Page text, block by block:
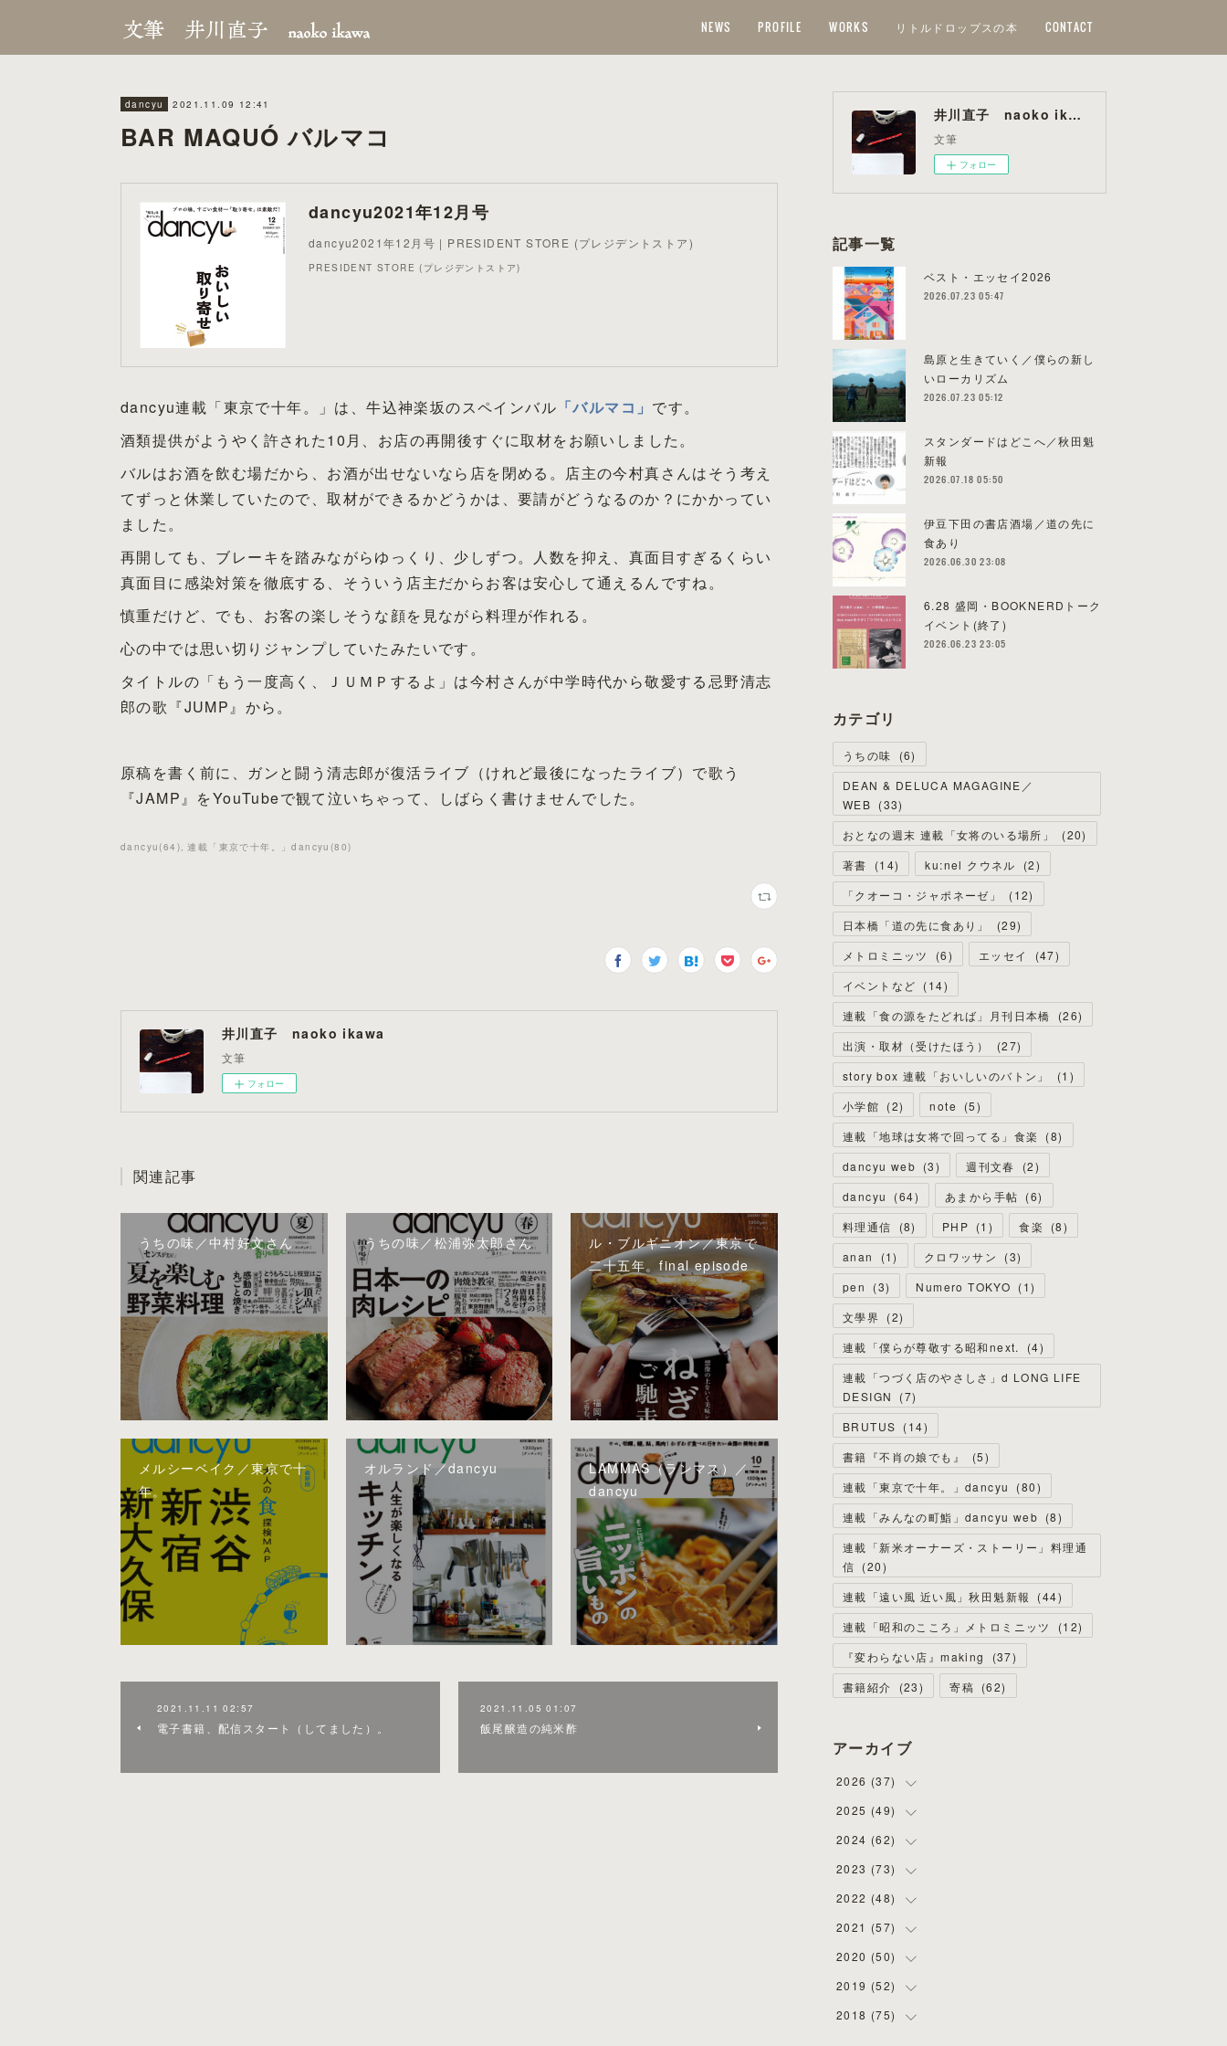
NEWS PROFILE WORKS リトルドロップスの本 CONTACT
dancyu 2021.11.09 12:41
BAR MAQUÓ バルマコ
dancyu2021年12月号
dancyu2021年12月号 | PRESIDENT STORE (プレジデントストア)
PRESIDENT STORE (プレジデントストア)
dancyu連載「東京で十年。」は、牛込神楽坂のスペインバル 「バルマコ」 です。
酒類提供がようやく許された10月、お店の再開後すぐに取材をお願いしました。
バルはお酒を飲む場だから、お酒が出せないなら店を閉める。店主の今村真さんはそう考え
てずっと休業していたので、取材ができるかどうかは、要請がどうなるのか？にかかってい
ました。
再開しても、ブレーキを踏みながらゆっくり、少しずつ。人数を抑え、真面目すぎるくらい
真面目に感染対策を徹底する、そういう店主だからお客は安心して通えるんですね。
慎重だけど、でも、お客の楽しそうな顔を見ながら料理が作れる。
心の中では思い切りジャンプしていたみたいです。
タイトルの「もう一度高く、ＪＵＭＰするよ」は今村さんが中学時代から敬愛する忌野清志
郎の歌『JUMP』から。
原稿を書く前に、ガンと闘う清志郎が復活ライブ（けれど最後になったライブ）で歌う
『JAMP』をYouTubeで観て泣いちゃって、しばらく書けませんでした。
dancyu (64 ) 連載「東京で十年。」dancyu (80)
井川直子 naoko ikawa
文筆
フォロー
関連記事
うちの味／中村好文さん うちの味／松浦弥太郎さん
ル・ブルギニオン／東京で
二十五年。final episode
メルシーベイク／東京で十
年。
オルランド／dancyu
LAMMAS（ランマス）／
dancyu
2021.11.11 02:57
電子書籍、配信スタート（してました）。
2021.11.05 01:07
飯尾醸造の純米酢
井川直子 naoko ikawa
文筆
フォロー
記事一覧
ベスト・エッセイ2026
2026.07.23 05:47
島原と生きていく／僕らの新し
いローカリズム
2026.07.23 05:12
スタンダードはどこへ／秋田魁
新報
2026.07.18 05:50
伊豆下田の書店酒場／道の先に
食あり
2026.06.30 23:08
6.28 盛岡・BOOKNERDトーク
イベント(終了)
2026.06.23 23:05
カテゴリ
うちの味 (6)
DEAN & DELUCA MAGAGINE／
WEB (33)
おとなの週末 連載「女将のいる場所」
(20)
著書
(14) ku:nel クウネル (2)
「クオーコ・ジャポネーゼ」
(12)
日本橋「道の先に食あり」
(29)
メトロミニッツ
(6) エッセイ (47)
イベントなど (14)
連載「食の源をたどれば」月刊日本橋
(26)
出演・取材（受けたほう）
(27)
story box 連載「おいしいのバトン」
(1 )
小学館 (2) note (5)
連載「地球は女将で回ってる」食楽
(8)
dancyu web (3) 週刊文春 (2)
dancyu
(64) あまから手帖 (6)
料理通信
(8) PHP (1 ) 食楽 (8)
anan
(1) クロワッサン (3)
pen
(3) Numero TOKYO (1)
文學界 (2)
連載「僕らが尊敬する昭和next.
(4)
連載「つづく店のやさしさ」d LONG LIFE
DESIGN
(7)
BRUTUS (14)
書籍『不肖の娘でも』
(5)
連載「東京で十年。」dancyu
(80)
連載「みんなの町鮨」dancyu web (8)
連載「新米オーナーズ・ストーリー」料理通
信 (20)
連載「遠い風 近い風」秋田魁新報
(44)
連載「昭和のこころ」メトロミニッツ
(12)
『変わらない店』making
(37)
書籍紹介
(23) 寄稿 (62)
アーカイブ
2026 (37)
(4)
(8)
(2)
( 11
(5)
(6)
( 1)
2025 (49)
(3)
(4)
( 3)
(4)
(4)
(2)
(6)
2024 (62)
(4)
(5)
(5)
(3)
(7)
(6)
2023 (73)
(8)
(6)
(7)
(5)
(7)
2022 (48)
(4)
(4)
(5)
(4)
2021 (57)
(6)
(8)
(2)
2020 (50)
(2)
(4)
2019 (52)
(10
2018 (75)